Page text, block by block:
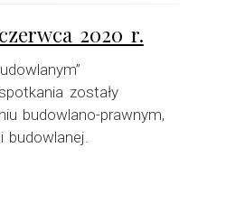
2020 r.
zostały
budowlano-prawnym,